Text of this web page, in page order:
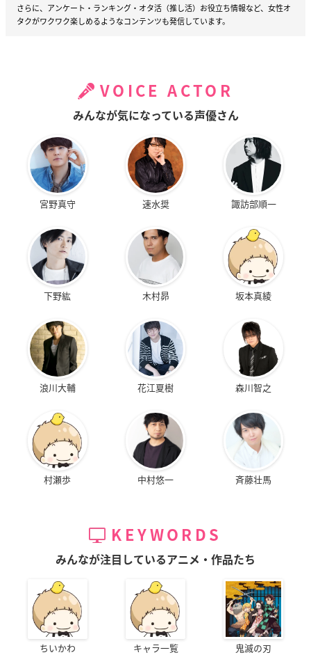
さらに、アンケート・ランキング・オタ活（推し活）お役立ち情報など、女性オ
タクがワクワク楽しめるようなコンテンツも発信しています。
VOICE ACTOR
みんなが気になっている声優さん
宮野真守 速水奨 諏訪部順一
下野紘 木村昴 坂本真綾
浪川大輔 花江夏樹 森川智之
村瀬歩 中村悠一 斉藤壮馬
KEYWORDS
みんなが注目しているアニメ・作品たち
ちいかわ キャラ一覧 鬼滅の刃